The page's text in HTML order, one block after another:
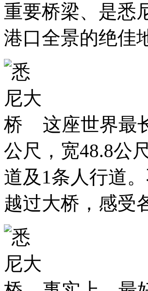
重要桥梁、是悉
港口全景的绝佳
这座世界最
公尺，宽48.8公
道及1条人行道
越过大桥，感受